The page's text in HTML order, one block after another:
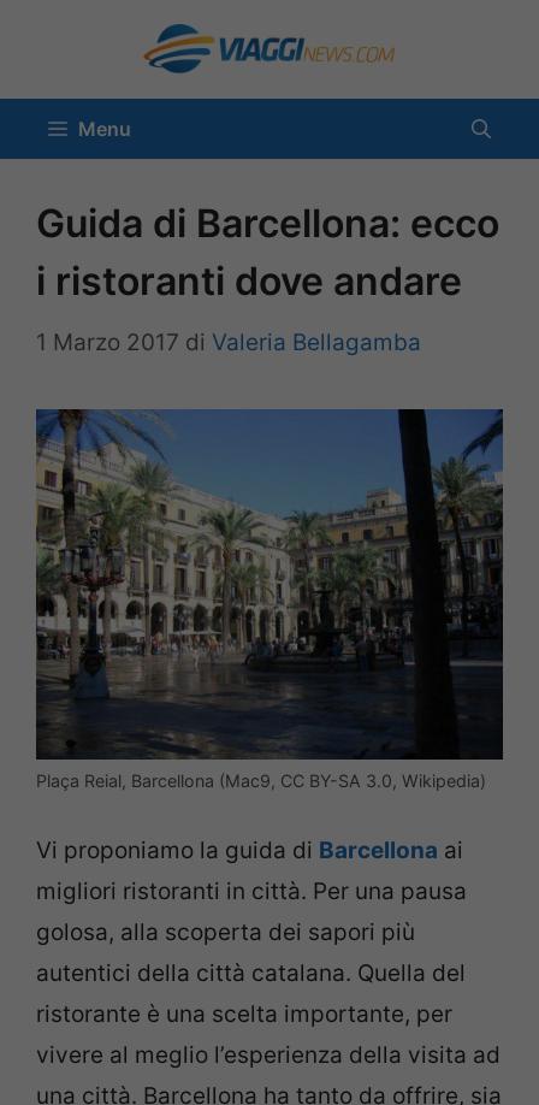
contenuto
Menu
Guida di Barcellona: ecco
i ristoranti dove andare
1 Marzo 2017 di Valeria Bellagamba
Plaça Reial, Barcellona (Mac9, CC BY-SA 3.0, Wikipedia)
Vi proponiamo la guida di Barcellona ai
migliori ristoranti in città. Per una pausa
golosa, alla scoperta dei sapori più
autentici della città catalana. Quella del
ristorante è una scelta importante, per
vivere al meglio l’esperienza della visita ad
una città. Barcellona ha tanto da offrire, sia